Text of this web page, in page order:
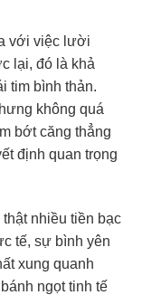
với việc lười
lại, đó là khả
tim bình thản.
không quá
bớt căng thẳng
định quan trọng
nhiều tiền bạc
tế, sự bình yên
xung quanh
ngọt tinh tế